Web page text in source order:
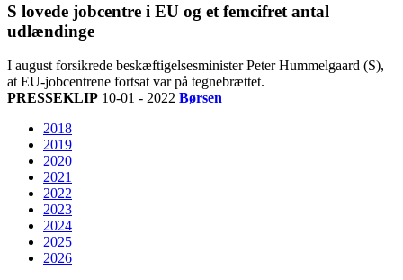
S lovede jobcentre i EU og et femcifret antal
udlændinge
I august forsikrede beskæftigelsesminister Peter Hummelgaard (S),
at EU-jobcentrene fortsat var på tegnebrættet.
PRESSEKLIP 10-01 - 2022 Børsen
2018
2019
2020
2021
2022
2023
2024
2025
2026